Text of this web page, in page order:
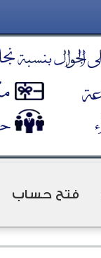
فتح حساب